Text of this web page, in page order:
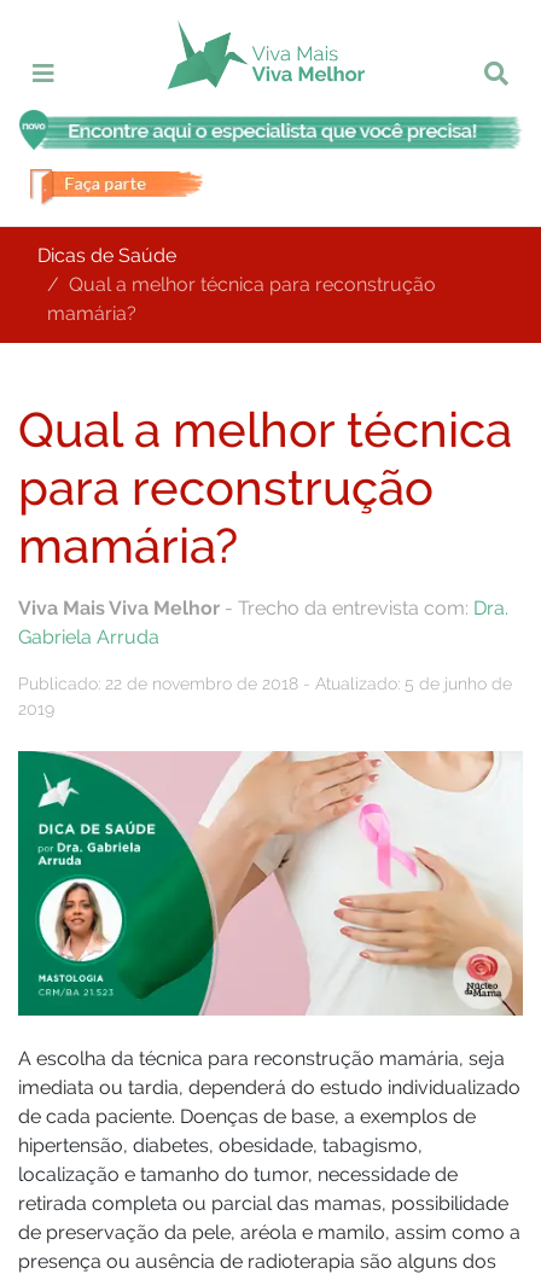
Dicas de Saúde
Qual a melhor técnica para reconstrução
mamária?
Qual a melhor técnica
para reconstrução
mamária?
Viva Mais Viva Melhor - Trecho da entrevista com: Dra.
Gabriela Arruda
Publicado: 22 de novembro de 2018 - Atualizado: 5 de junho de
2019
A escolha da técnica para reconstrução mamária, seja
imediata ou tardia, dependerá do estudo individualizado
de cada paciente. Doenças de base, a exemplos de
hipertensão, diabetes, obesidade, tabagismo,
localização e tamanho do tumor, necessidade de
retirada completa ou parcial das mamas, possibilidade
de preservação da pele, aréola e mamilo, assim como a
presença ou ausência de radioterapia são alguns dos